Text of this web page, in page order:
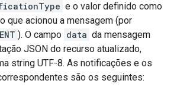
e o valor definido como
que acionou a mensagem (por
). O campo data da mensagem
JSON do recurso atualizado,
string UTF-8. As notificações e os
são os seguintes: